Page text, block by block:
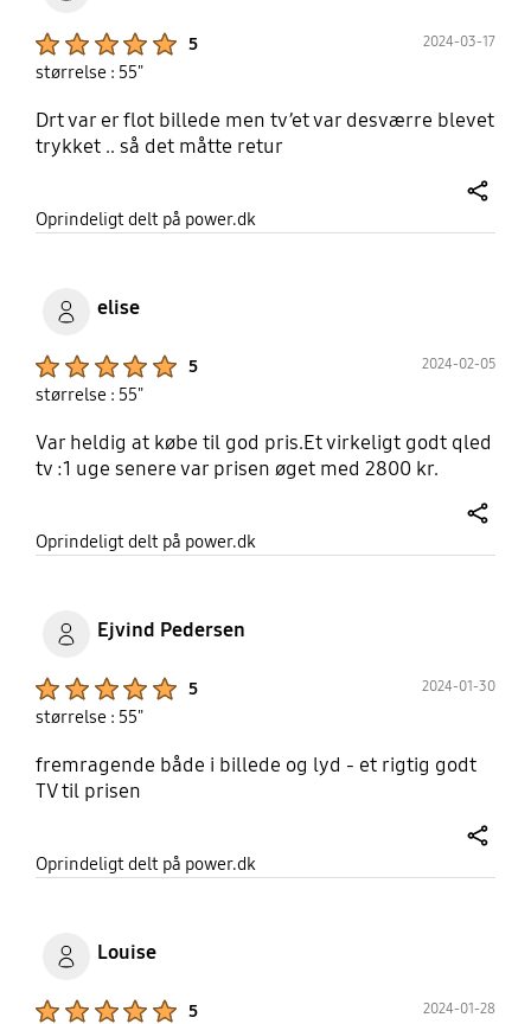
5 2024-03-17
størrelse : 55"
Drt var er flot billede men tv’et var desværre blevet
trykket .. så det måtte retur
Oprindeligt delt på power.dk
elise
5 2024-02-05
størrelse : 55"
Var heldig at købe til god pris.Et virkeligt godt qled
tv :1 uge senere var prisen øget med 2800 kr.
Oprindeligt delt på power.dk
Ejvind Pedersen
5 2024-01-30
størrelse : 55"
fremragende både i billede og lyd - et rigtig godt
TV til prisen
Oprindeligt delt på power.dk
Louise
5 2024-01-28